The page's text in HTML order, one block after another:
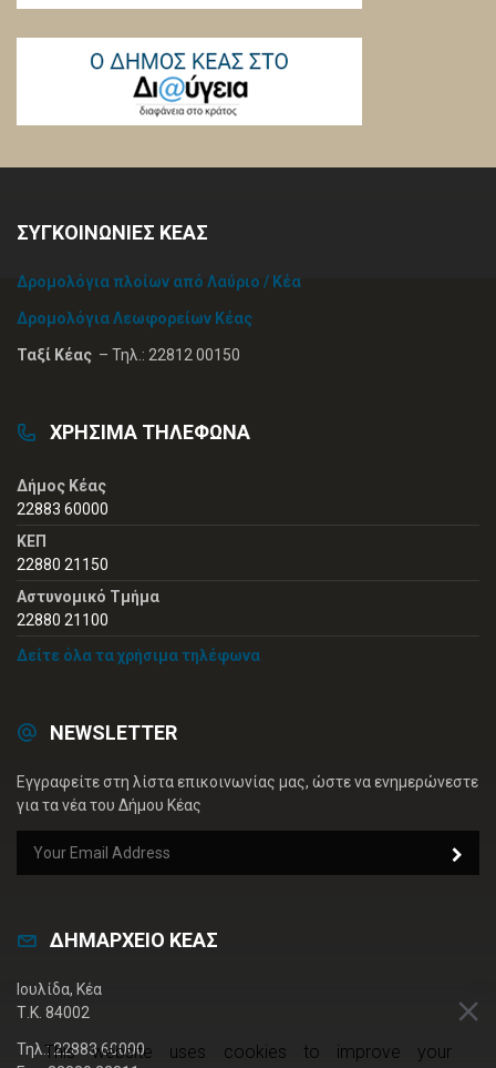
ΣΥΓΚΟΙΝΩΝΙΕΣ ΚΕΑΣ
Δρομολόγια πλοίων από Λαύριο / Κέα
Δρομολόγια Λεωφορείων Κέας
Ταξί Κέας – Τηλ.: 22812 00150
ΧΡΗΣΙΜΑ ΤΗΛΕΦΩΝΑ
Δήμος Κέας
22883 60000
ΚΕΠ
22880 21150
Αστυνομικό Τμήμα
22880 21100
Δείτε όλα τα χρήσιμα τηλέφωνα
NEWSLETTER
Εγγραφείτε στη λίστα επικοινωνίας μας, ώστε να ενημερώνεστε
για τα νέα του Δήμου Κέας
ΔΗΜΑΡΧΕΙΟ ΚΕΑΣ
Ιουλίδα, Κέα
Τ.Κ. 84002
Τηλ.: 22883 60000
This website uses cookies to improve your